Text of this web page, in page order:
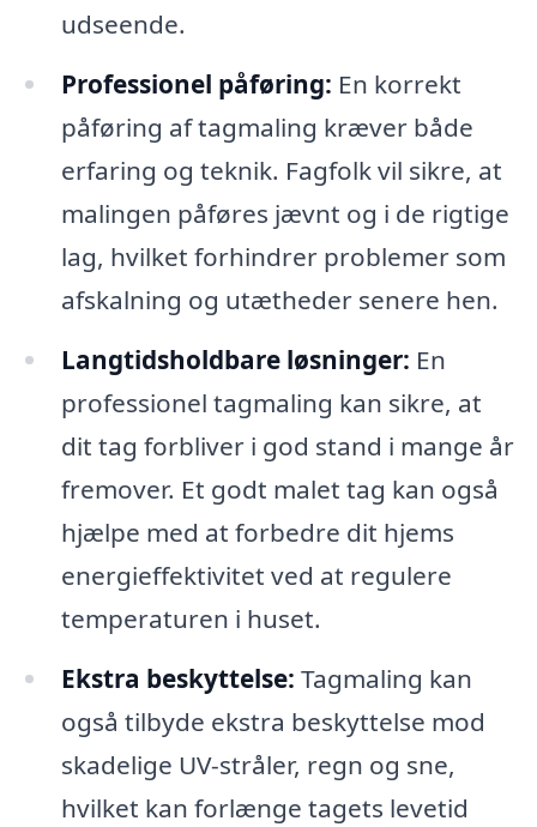
udseende.
Professionel påføring: En korrekt
påføring af tagmaling kræver både
erfaring og teknik. Fagfolk vil sikre, at
malingen påføres jævnt og i de rigtige
lag, hvilket forhindrer problemer som
afskalning og utætheder senere hen.
Langtidsholdbare løsninger: En
professionel tagmaling kan sikre, at
dit tag forbliver i god stand i mange år
fremover. Et godt malet tag kan også
hjælpe med at forbedre dit hjems
energieffektivitet ved at regulere
temperaturen i huset.
Ekstra beskyttelse: Tagmaling kan
også tilbyde ekstra beskyttelse mod
skadelige UV-stråler, regn og sne,
hvilket kan forlænge tagets levetid